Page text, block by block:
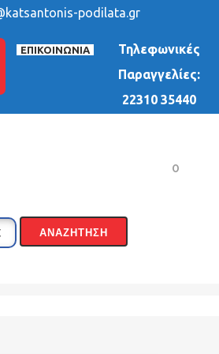
podilata.gr
ΕΠΙΚΟΙΝΩΝΙΑ
Τηλεφωνικές
Παραγγελίες:
22310 35440
0